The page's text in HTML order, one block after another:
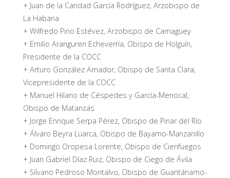
+ Juan de la Caridad García Rodríguez, Arzobispo de
La Habana
+ Wilfredo Pino Estévez, Arzobispo de Camagüey
+ Emilio Aranguren Echeverría, Obispo de Holguín,
Presidente de la COCC
+ Arturo González Amador, Obispo de Santa Clara,
Vicepresidente de la COCC
+ Manuel Hilario de Céspedes y García-Menocal,
Obispo de Matanzas
+ Jorge Enrique Serpa Pérez, Obispo de Pinar del Río
+ Álvaro Beyra Luarca, Obispo de Bayamo-Manzanillo
+ Domingo Oropesa Lorente, Obispo de Cienfuegos
+ Juan Gabriel Díaz Ruiz, Obispo de Ciego de Ávila
+ Silvano Pedroso Montalvo, Obispo de Guantánamo-